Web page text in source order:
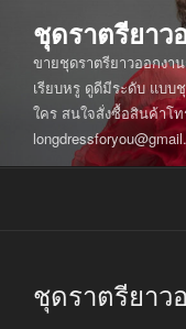
บทความ
ชุดราตรียาว
ขายชุดราตรียาวออกงา
เรียบหรู ดูดีมีระดับ แบบ
ใคร สนใจสั่งซื้อสินค้าโท
ชุดราตรียาว